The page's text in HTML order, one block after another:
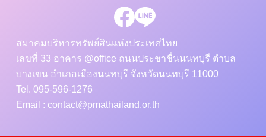
สมาคมบริหารทรัพย์สินแห่งประเทศไทย
เลขที่ 33 อาคาร @office ถนนประชาชื่นนนทบุรี ตำบล
บางเขน อำเภอเมืองนนทบุรี จังหวัดนนทบุรี 11000
Tel. 095-596-1276
Email : contact@pmathailand.or.th